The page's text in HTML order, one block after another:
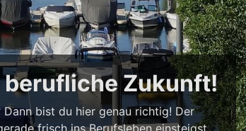
berufliche Zukunft!
bist du hier genau richtig! Der